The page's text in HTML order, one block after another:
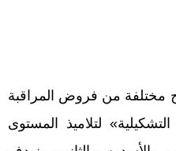
مختلفة من فروض المراقبة
لتلاميذ المستوى